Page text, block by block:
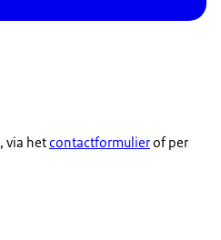
, via hetcontactformulierof per